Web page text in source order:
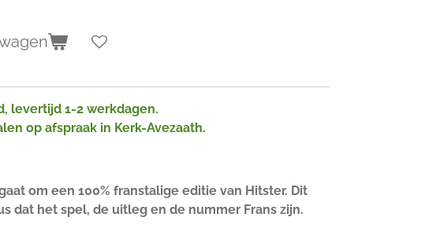
levertijd 1-2 werkdagen.
op afspraak in Kerk-Avezaath.
om een 100% franstalige editie van Hitster. Dit
dat het spel, de uitleg en de nummer Frans zijn.